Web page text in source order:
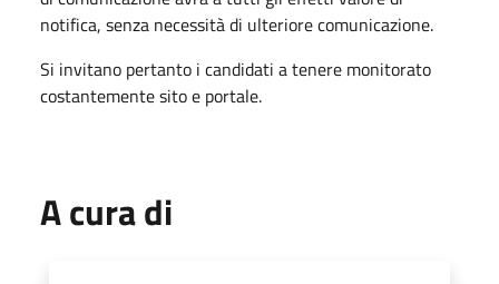
notifica, senza necessità di ulteriore comunicazione.
Si invitano pertanto i candidati a tenere monitorato
costantemente sito e portale.
A cura di